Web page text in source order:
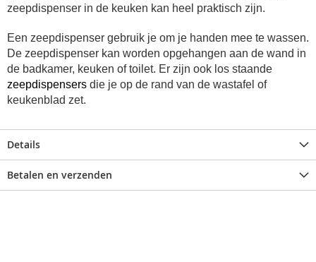
zeepdispenser in de keuken kan heel praktisch zijn.
Een zeepdispenser gebruik je om je handen mee te wassen.
De zeepdispenser kan worden opgehangen aan de wand in
de badkamer, keuken of toilet. Er zijn ook los staande
zeepdispensers die je op de rand van de wastafel of
keukenblad zet.
Details
Betalen en verzenden